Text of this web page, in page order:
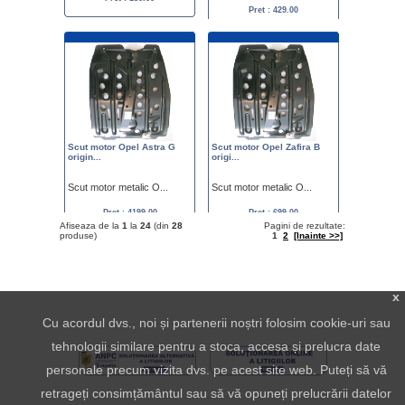
Pret : 429.00
Scut motor Opel Astra G
origin...
Scut motor metalic O...
Pret : 4199.00
Scut motor Opel Zafira B
origi...
Scut motor metalic O...
Pret : 699.00
Afiseaza de la 1 la 24 (din 28
produse)
Pagini de rezultate:
1
2 [Inainte >>]
x
Cu acordul dvs., noi și partenerii noștri folosim cookie-uri sau
tehnologii similare pentru a stoca, accesa și prelucra date
personale precum vizita dvs. pe acest site web. Puteți să vă
retrageți consimțământul sau să vă opuneți prelucrării datelor